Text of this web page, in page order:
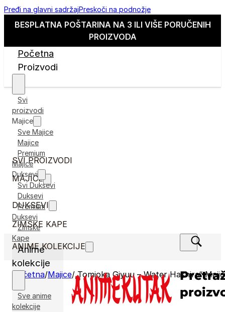
Pređi na glavni sadržajPreskoči na podnožje
BESPLATNA POŠTARINA NA 3 ILI VIŠE PORUČENIH
PROIZVODA
Početna
Proizvodi
Svi
proizvodi
Majice
Sve Majice
Majice
Premium
Majice
Duksevi
Svi Duksevi
Duksevi
Premium
Duksevi
Zimske
Kape
Anime
kolekcije
Sve anime
kolekcije
SVI PROIZVODI
MAJICE
DUKSEVI
ZIMSKE KAPE
ANIME KOLEKCIJE
Početna/Majice/„Tomioka Giyuu – Water Hashira“